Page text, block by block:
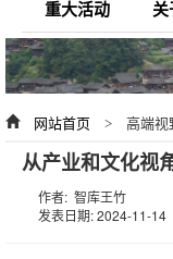
重大活动
网站首页 > 高端视
从产业和文化视
作者: 智库王竹
发表日期: 2024-11-14